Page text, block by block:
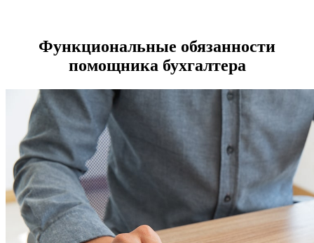
Функциональные обязанности
помощника бухгалтера